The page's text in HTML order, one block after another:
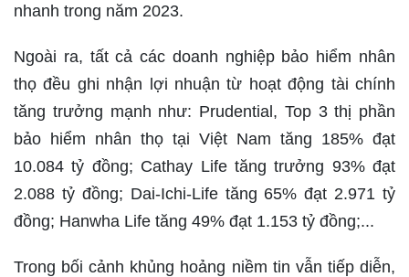
nhanh trong năm 2023.
Ngoài ra, tất cả các doanh nghiệp bảo hiểm nhân
thọ đều ghi nhận lợi nhuận từ hoạt động tài chính
tăng trưởng mạnh như: Prudential, Top 3 thị phần
bảo hiểm nhân thọ tại Việt Nam tăng 185% đạt
10.084 tỷ đồng; Cathay Life tăng trưởng 93% đạt
2.088 tỷ đồng; Dai-Ichi-Life tăng 65% đạt 2.971 tỷ
đồng; Hanwha Life tăng 49% đạt 1.153 tỷ đồng;...
Trong bối cảnh khủng hoảng niềm tin vẫn tiếp diễn,